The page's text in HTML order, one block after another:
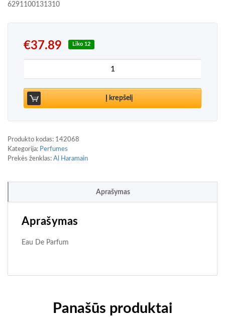
6291100131310
€37.89 Liko 12
produkto kiekis: Al Haramain Manège Blanche
Į krepšelį
Produkto kodas: 142068
Kategorija: Perfumes
Prekės ženklas: Al Haramain
Aprašymas
Aprašymas
Eau De Parfum
Panašūs produktai